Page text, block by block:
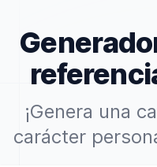
¡Genera una
carácter